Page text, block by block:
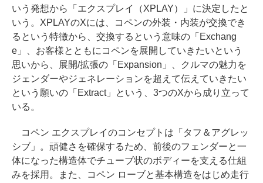
いう発想から「エクスプレイ（XPLAY）」に決定したと
いう。XPLAYのXには、コペンの外装・内装が交換でき
るという特徴から、交換するという意味の「Exchang
e」、お客様とともにコペンを展開していきたいという
思いから、展開/拡張の「Expansion」、クルマの魅力を
ジェンダーやジェネレーションを超えて伝えていきたい
という願いの「Extract」という、3つのXから成り立って
いる。
コペン エクスプレイのコンセプトは「タフ＆アグレッ
シブ」。頑健さを確保するため、前後のフェンダーと一
体になった構造体でチューブ状のボディーを支える仕組
みを採用。また、コペン ローブと基本構造をはじめ走行